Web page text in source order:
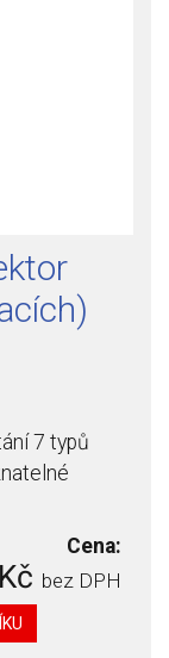
7 typů
Cena:
bez DPH